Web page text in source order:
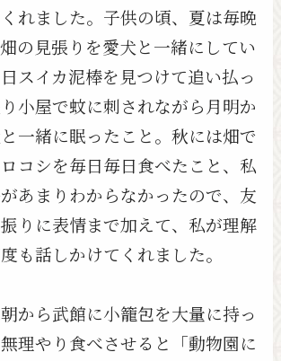
れました。子供の頃、夏は毎晩
の見張りを愛犬と一緒にしてい
スイカ泥棒を見つけて追い払っ
小屋で蚊に刺されながら月明か
一緒に眠ったこと。秋には畑で
コシを毎日毎日食べたこと、私
あまりわからなかったので、友
りに表情まで加えて、私が理解
も話しかけてくれました。
から武館に小籠包を大量に持っ
理やり食べさせると「動物園に